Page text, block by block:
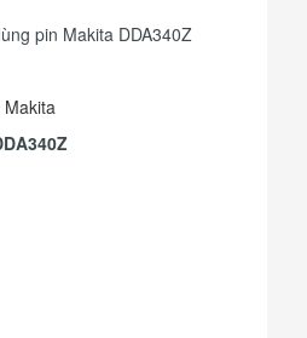
pin Makita DDA340Z
Makita